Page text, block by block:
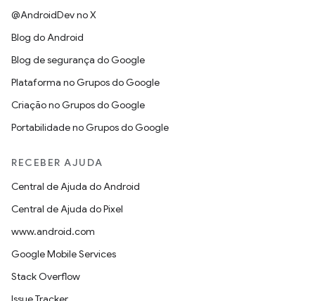
@AndroidDev no X
Blog do Android
Blog de segurança do Google
Plataforma no Grupos do Google
Criação no Grupos do Google
Portabilidade no Grupos do Google
RECEBER AJUDA
Central de Ajuda do Android
Central de Ajuda do Pixel
www.android.com
Google Mobile Services
Stack Overflow